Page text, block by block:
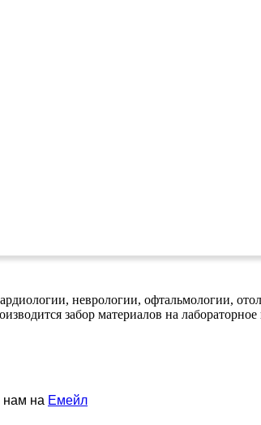
неврологии, офтальмологии,
забор материалов на
нам на Емейл